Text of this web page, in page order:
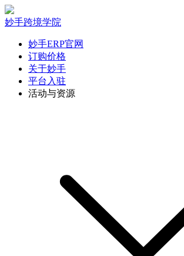
妙手跨境学院
妙手ERP官网
订购价格
关于妙手
平台入驻
活动与资源